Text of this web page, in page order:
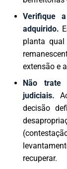
Verifique
adquirido.
planta
extensão e
Não trate
judiciais.
decisão
recuperar.